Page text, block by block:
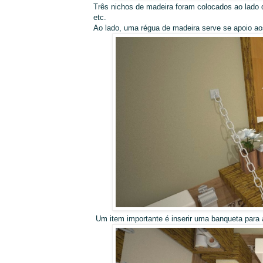
Três nichos de madeira foram colocados ao
etc.
Ao lado, uma régua de madeira serve se apoio
Um item importante é inserir uma banqueta